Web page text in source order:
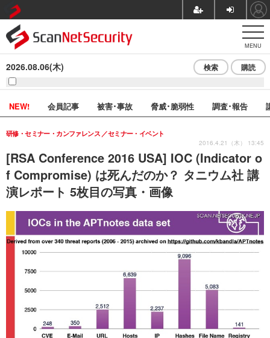
MENU
2026.08.06(木) 検索 購読
NEW! 会員記事 被害･事故 脅威･脆弱性 調査･報告
[RSA Conference 2016 USA] IOC (Indicator o
f Compromise) は死んだのか？ タニウム社 講
演レポート 5枚目の写真・画像
研修・セミナー・カンファレンス セミナー・イベント
2016.4.21（木） 13:45